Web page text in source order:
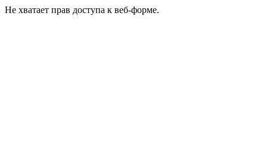
Не хватает прав доступа к веб-форме.